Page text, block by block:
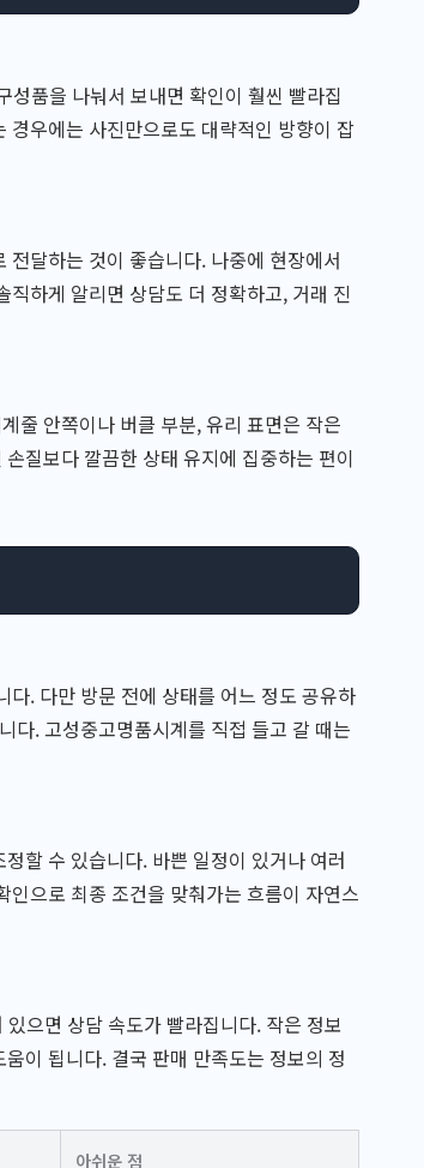
품을 나눠서 보내면 확인이 훨씬 빨라집
우에는 사진만으로도 대략적인 방향이 잡
달하는 것이 좋습니다. 나중에 현장에서
하게 알리면 상담도 더 정확하고, 거래 진
줄 안쪽이나 버클 부분, 유리 표면은 작은
질보다 깔끔한 상태 유지에 집중하는 편이
. 다만 방문 전에 상태를 어느 정도 공유하
다. 고성중고명품시계를 직접 들고 갈 때는
할 수 있습니다. 바쁜 일정이 있거나 여러
으로 최종 조건을 맞춰가는 흐름이 자연스
으면 상담 속도가 빨라집니다. 작은 정보
이 됩니다. 결국 판매 만족도는 정보의 정
아쉬운 점